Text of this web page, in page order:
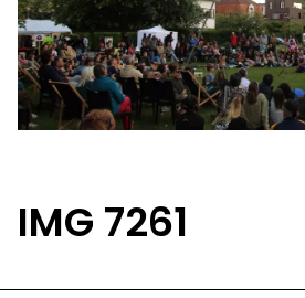
Journal Vénerie- version papier
Newsletter
IMG 7261